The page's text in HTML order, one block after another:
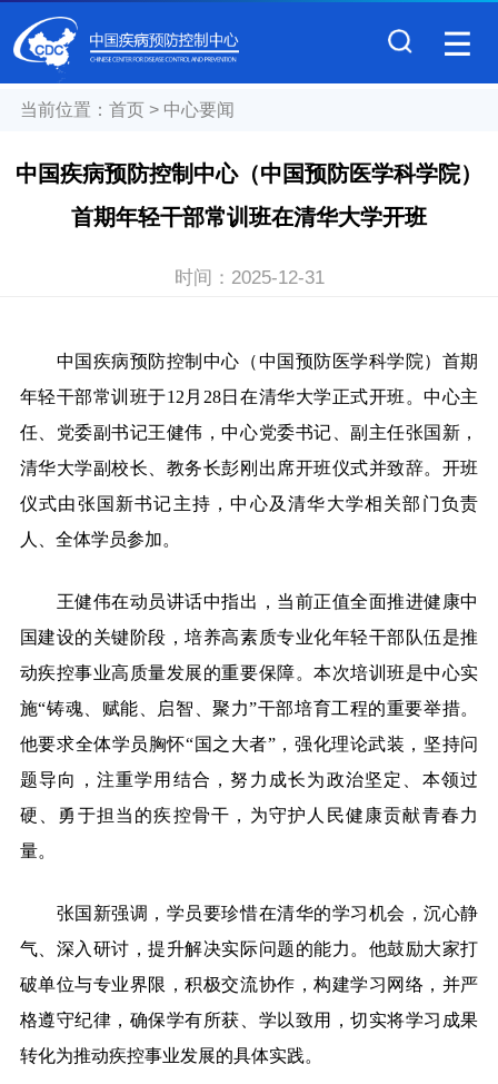
当前位置： 首页> 中心要闻
中国疾病预防控制中心（中国预防医学科学院）
首期年轻干部常训班在清华大学开班
时间： 2025-12-31
中国疾病预防控制中心（中国预防医学科学院）首期
年轻干部常训班于12月28日在清华大学正式开班。中心主
任、党委副书记王健伟，中心党委书记、副主任张国新，
清华大学副校长、教务长彭刚出席开班仪式并致辞。开班
仪式由张国新书记主持，中心及清华大学相关部门负责
人、全体学员参加。
王健伟在动员讲话中指出，当前正值全面推进健康中
国建设的关键阶段，培养高素质专业化年轻干部队伍是推
动疾控事业高质量发展的重要保障。本次培训班是中心实
施“铸魂、赋能、启智、聚力”干部培育工程的重要举措。
他要求全体学员胸怀“国之大者”，强化理论武装，坚持问
题导向，注重学用结合，努力成长为政治坚定、本领过
硬、勇于担当的疾控骨干，为守护人民健康贡献青春力
量。
张国新强调，学员要珍惜在清华的学习机会，沉心静
气、深入研讨，提升解决实际问题的能力。他鼓励大家打
破单位与专业界限，积极交流协作，构建学习网络，并严
格遵守纪律，确保学有所获、学以致用，切实将学习成果
转化为推动疾控事业发展的具体实践。